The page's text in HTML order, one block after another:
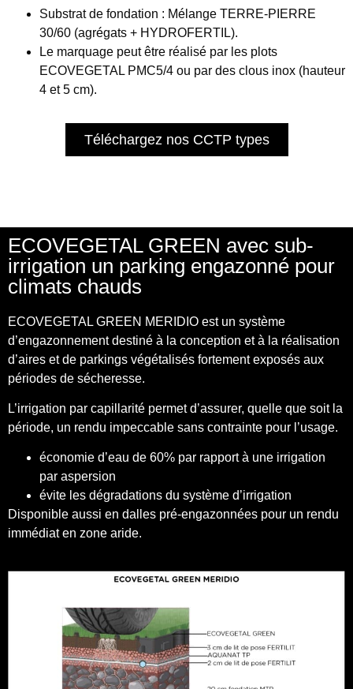
Substrat de fondation : Mélange TERRE-PIERRE
30/60 (agrégats + HYDROFERTIL).
Le marquage peut être réalisé par les plots
ECOVEGETAL PMC5/4 ou par des clous inox (hauteur
4 et 5 cm).
Téléchargez nos CCTP types
ECOVEGETAL GREEN avec sub-
irrigation un parking engazonné pour
climats chauds
ECOVEGETAL GREEN MERIDIO est un système
d’engazonnement destiné à la conception et à la réalisation
d’aires et de parkings végétalisés fortement exposés aux
périodes de sécheresse.
L’irrigation par capillarité permet d’assurer, quelle que soit la
période, un rendu impeccable sans contrainte pour l’usage.
économie d’eau de 60% par rapport à une irrigation
par aspersion
évite les dégradations du système d’irrigation
Disponible aussi en dalles pré-engazonnées pour un rendu
immédiat en zone aride.